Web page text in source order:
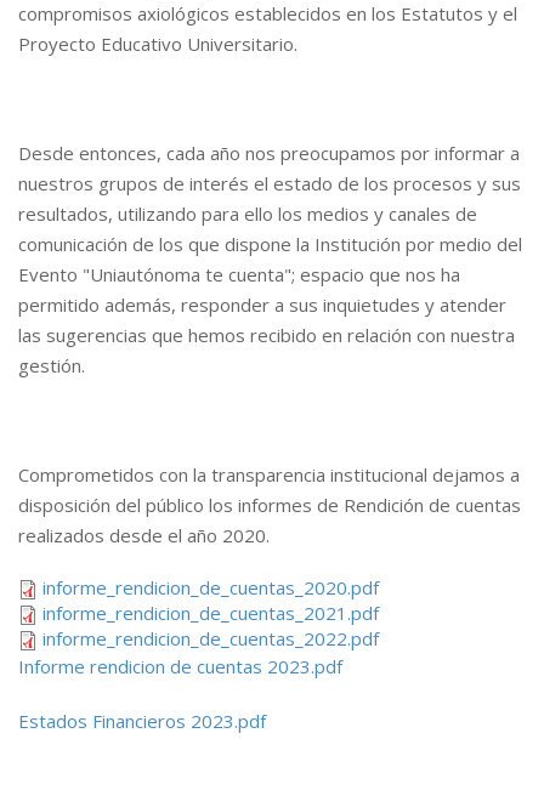
compromisos axiológicos establecidos en los Estatutos y el
Proyecto Educativo Universitario.
Desde entonces, cada año nos preocupamos por informar a
nuestros grupos de interés el estado de los procesos y sus
resultados, utilizando para ello los medios y canales de
comunicación de los que dispone la Institución por medio del
Evento "Uniautónoma te cuenta"; espacio que nos ha
permitido además, responder a sus inquietudes y atender
las sugerencias que hemos recibido en relación con nuestra
gestión.
Comprometidos con la transparencia institucional dejamos a
disposición del público los informes de Rendición de cuentas
realizados desde el año 2020.
informe_rendicion_de_cuentas_2020.pdf
informe_rendicion_de_cuentas_2021.pdf
informe_rendicion_de_cuentas_2022.pdf
Informe rendicion de cuentas 2023.pdf
Estados Financieros 2023.pdf